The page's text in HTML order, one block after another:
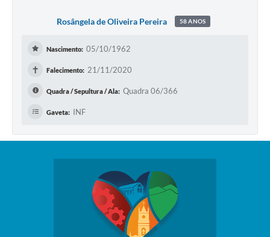
Rosângela de Oliveira Pereira 58 ANOS
Nascimento: 05/10/1962
✝ Falecimento: 21/11/2020
Quadra / Sepultura / Ala: Quadra 06/366
Gaveta: INF